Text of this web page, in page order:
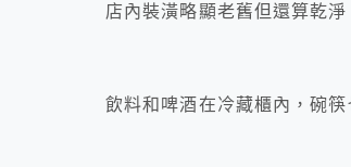
店內裝潢略顯老舊但還算乾
飲料和啤酒在冷藏櫃內，碗筷